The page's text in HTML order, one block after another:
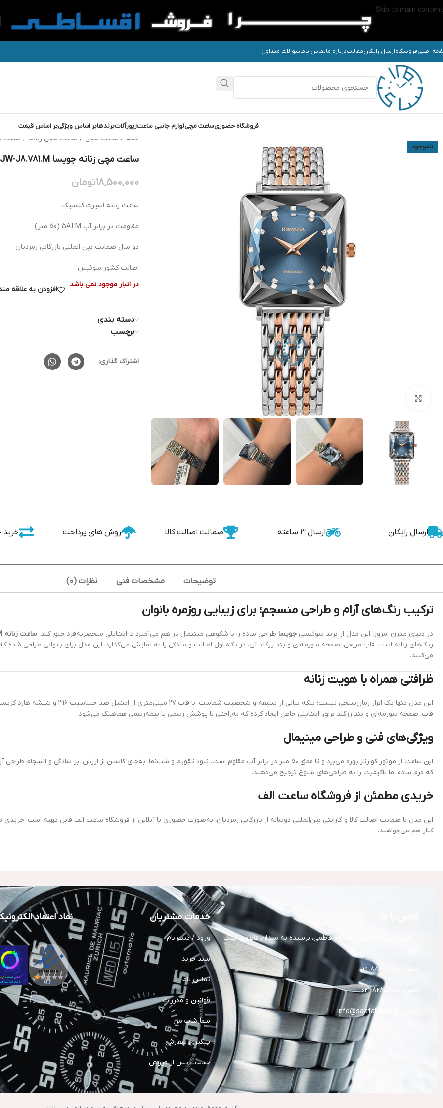
Skip to main content
اصلیفروشگاهارسال رایگانمقالاتدرباره ماتماس باماسوالات متداول
فروشگاه حضوریساعت مچیلوازم جانبی ساعتزیورآلاتبرندهابر اساس ویژگیبر اساس قیمت
ناموجود
خانه / ساعت مچی / ساعت مچی زنانه / ساعت
ساعت مچی زنانه جویسا JOWISSA JW-J8.781.M
18,500,000تومان
ساعت زنانه اسپرت کلاسیک
مقاومت در برابر آب 5ATM (50 متر)
دو سال ضمانت بین المللی بازرگانی زمردیان
اصالت کشور سوئیس
در انبار موجود نمی باشد
افزودن به علاقه
دسته بندی
برچسب
اشتراک گذاری:
ارسال رایگان ارسال 3 ساعته ضمانت اصالت کالا روش های پرداخت
توضیحات مشخصات فنی نظرات (0)
ترکیب رنگ‌های آرام و طراحی منسجم؛ برای زیبایی روزمره بانوان
در دنیای مدرن امروز، این مدل از برند سوئیسی جویسا طراحی ساده را با شکوهی مینیمال در هم می‌آمیزد تا استایلی منحصربه‌فرد خلق کند. ساعت زنانه JW-J8.781.M
رنگ‌های زنانه است. قاب مربعی، صفحه سورمه‌ای و بند رزگلد آن، در نگاه اول اصالت و سادگی را به نمایش می‌گذارد. این مدل برای بانوانی طراحی شده
می‌کنند.
ظرافتی همراه با هویت زنانه
این مدل تنها یک ابزار زمان‌سنجی نیست؛ بلکه
قاب، صفحه سورمه‌ای و بند رزگلد براق، استایلی خاص ایجاد کرده که به‌راحتی با پوشش رسمی یا نیمه‌رسمی هماهنگ می‌شود.
ویژگی‌های فنی و طراحی مینیمال
این ساعت از موتور کوارتز بهره می‌برد و تا عمق ۵۰ متر در برابر آب مقاوم است. نبود تقویم و شب‌نما، به‌جای کاستن از ارزش، بر
که فرم ساده اما باکیفیت را به طراحی‌های شلوغ ترجیح می‌دهند.
خریدی مطمئن از فروشگاه ساعت الف
این مدل با ضمانت اصالت کالا و گارانتی بین‌المللی دوساله از بازرگانی زمردیان، به‌صورت حضوری یا آنلاین از فروشگاه ساعت الف قابل تهیه است. خریدی
کنار هم می‌خواهند.
خیابان ولیعصر، خیابان فاطمی، نرسیده به میدان فاطمی، پلاک
info@saatalef.com
خدمات مشتریان
ورود / ثبت نام
سبد خرید
تماس باما
قوانین و مقررات
سفارشات من
پیگیری سفارش
خدمات پس از فروش
نماد اعتماد